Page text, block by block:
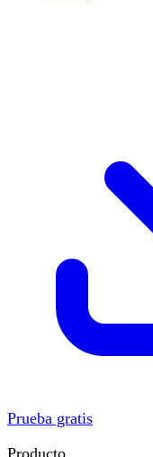
Prueba gratis
Producto